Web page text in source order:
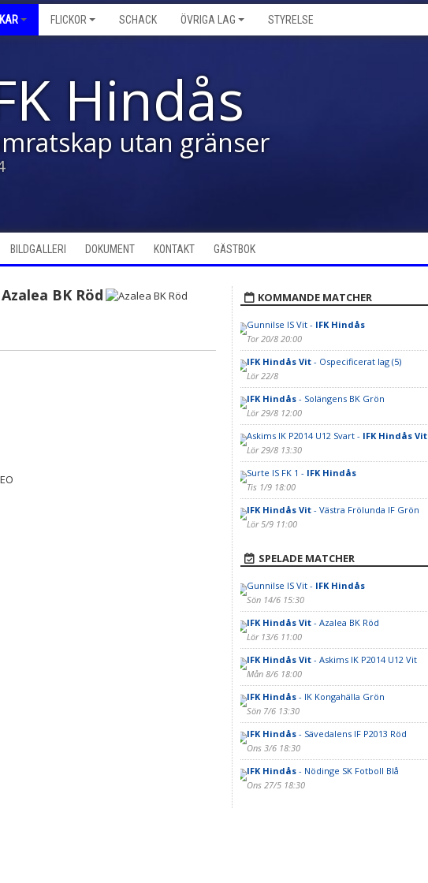
FLICKOR SCHACK ÖVRIGA LAG STYRELSE
Hindås
utan gränser
BILDGALLERI DOKUMENT KONTAKT GÄSTBOK
Azalea BK Röd KOMMANDE MATCHER
Gunnilse IS Vit - IFK Hindås
Tor 20/8 20:00
IFK Hindås Vit- Ospecificerat lag (5)
Lör 22/8
IFK Hindås- Solängens BK Grön
Lör 29/8 12:00
Askims IK P2014 U12 Svart - IFK Hindås Vit
Lör 29/8 13:30
Surte IS FK 1 - IFK Hindås
Tis 1/9 18:00
IFK Hindås Vit- Västra Frölunda IF Grön
Lör 5/9 11:00
SPELADE MATCHER
Gunnilse IS Vit - IFK Hindås
Sön 14/6 15:30
IFK Hindås Vit- Azalea BK Röd
Lör 13/6 11:00
IFK Hindås Vit- Askims IK P2014 U12 Vit
Mån 8/6 18:00
IFK Hindås- IK Kongahälla Grön
Sön 7/6 13:30
IFK Hindås- Sävedalens IF P2013 Röd
Ons 3/6 18:30
IFK Hindås- Nödinge SK Fotboll Blå
Ons 27/5 18:30